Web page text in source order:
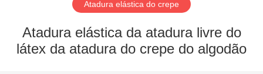
FÁBRICA
Atadura elástica do crepe
Atadura elástica da atadura livre do
látex da atadura do crepe do algodão